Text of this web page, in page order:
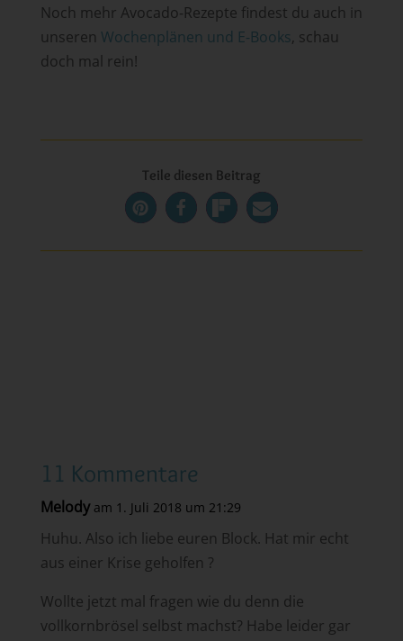
Noch mehr Avocado-Rezepte findest du auch in
unseren Wochenplänen und E-Books, schau
doch mal rein!
Teile diesen Beitrag
11 Kommentare
Melody am 1. Juli 2018 um 21:29
Huhu. Also ich liebe euren Block. Hat mir echt
aus einer Krise geholfen ?
Wollte jetzt mal fragen wie du denn die
vollkornbrösel selbst machst? Habe leider gar